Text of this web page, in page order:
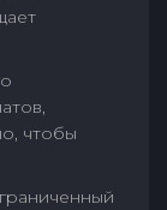
чтобы